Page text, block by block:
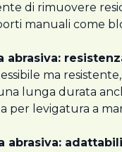
di rimuovere
manuali come
abrasiva:
ma
lunga durata
per levigatura a
abrasiva: